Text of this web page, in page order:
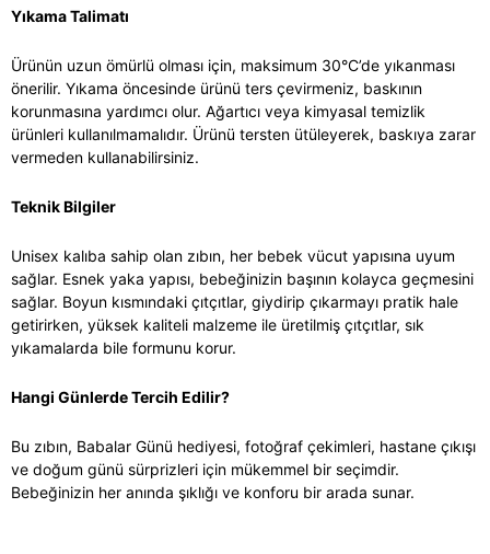
Yıkama Talimatı
Ürünün uzun ömürlü olması için, maksimum 30°C’de yıkanması
önerilir. Yıkama öncesinde ürünü ters çevirmeniz, baskının
korunmasına yardımcı olur. Ağartıcı veya kimyasal temizlik
ürünleri kullanılmamalıdır. Ürünü tersten ütüleyerek, baskıya zarar
vermeden kullanabilirsiniz.
Teknik Bilgiler
Unisex kalıba sahip olan zıbın, her bebek vücut yapısına uyum
sağlar. Esnek yaka yapısı, bebeğinizin başının kolayca geçmesini
sağlar. Boyun kısmındaki çıtçıtlar, giydirip çıkarmayı pratik hale
getirirken, yüksek kaliteli malzeme ile üretilmiş çıtçıtlar, sık
yıkamalarda bile formunu korur.
Hangi Günlerde Tercih Edilir?
Bu zıbın, Babalar Günü hediyesi, fotoğraf çekimleri, hastane çıkışı
ve doğum günü sürprizleri için mükemmel bir seçimdir.
Bebeğinizin her anında şıklığı ve konforu bir arada sunar.